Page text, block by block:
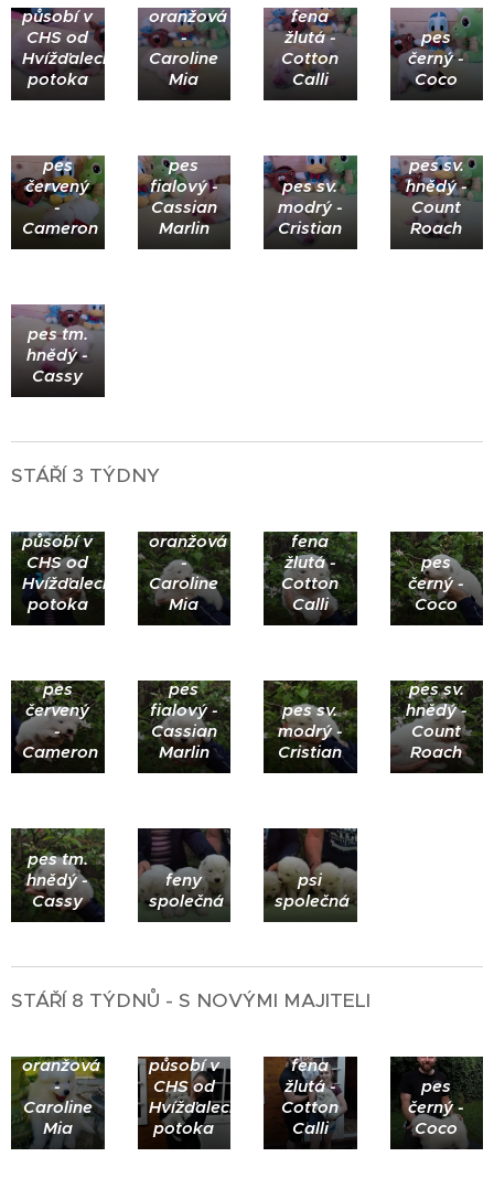
působí v
CHS od
Hvížďaleckého
potoka
oranžová
-
Caroline
Mia
fena
žlutá -
Cotton
Calli
pes
černý -
Coco
pes
červený
-
Cameron
pes
fialový -
Cassian
Marlin
pes sv.
modrý -
Cristian
pes sv.
hnědý -
Count
Roach
pes tm.
hnědý -
Cassy
STÁŘÍ 3 TÝDNY
fena
působí v
CHS od
Hvížďaleckého
potoka
oranžová
-
Caroline
Mia
fena
žlutá -
Cotton
Calli
pes
černý -
Coco
pes
červený
-
Cameron
pes
fialový -
Cassian
Marlin
pes sv.
modrý -
Cristian
pes sv.
hnědý -
Count
Roach
pes tm.
hnědý -
Cassy
feny
společná
psi
společná
STÁŘÍ 8 TÝDNŮ - S NOVÝMI MAJITELI
oranžová
-
Caroline
Mia
fena
působí v
CHS od
Hvížďaleckého
potoka
fena
žlutá -
Cotton
Calli
pes
černý -
Coco